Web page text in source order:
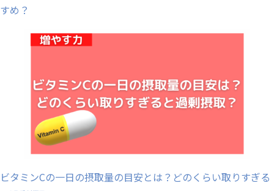
すめ？
ビタミンCの一日の摂取量の目安とは？どのくらい取りすぎる